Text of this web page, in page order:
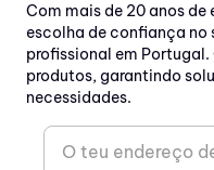
Com mais de 20 anos de
escolha de confiança no
profissional em
produtos, garantindo
necessidades.